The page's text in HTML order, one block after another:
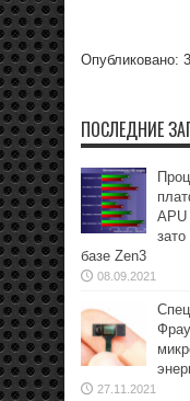
Опубликовано:
ПОСЛЕДНИЕ
APU
базе Zen3
08.09.2021
27.11.2021